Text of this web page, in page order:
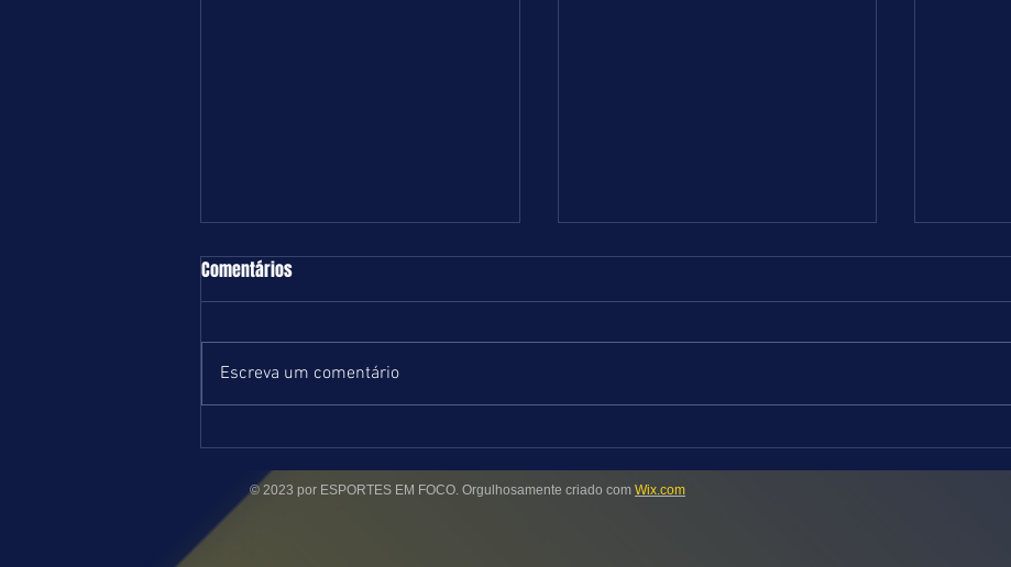
TURFE = DOMINGO = 09.08.26 = SP
Boa e equilibrada programação
no Hipódromo de Cidade Jardim.
postando
FUTEBOL = DICAS DE 08 a 09.08.26
Tivemos um reaparecimento
principais campeonatos europeus
TURFE =
na areia
leves.
Comentários
Escreva um comentário
© 2023 por ESPORTES EM FOCO. Orgulhosamente criado com Wix.com